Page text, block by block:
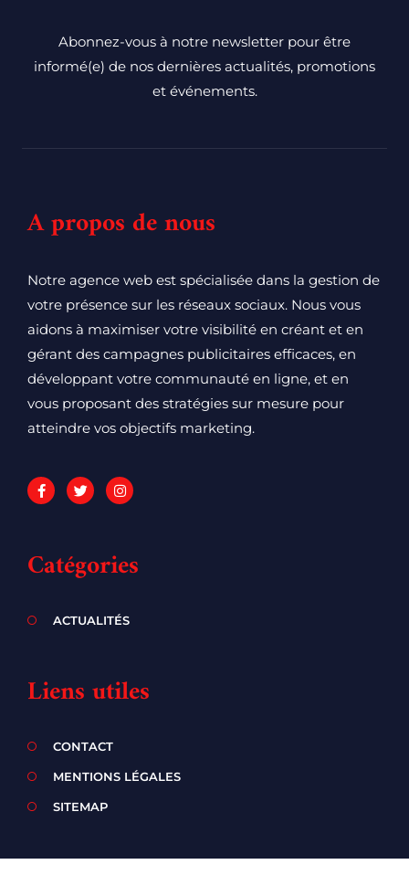
Abonnez-vous à notre newsletter pour être
informé(e) de nos dernières actualités, promotions
et événements.
A propos de nous
Notre agence web est spécialisée dans la gestion de
votre présence sur les réseaux sociaux. Nous vous
aidons à maximiser votre visibilité en créant et en
gérant des campagnes publicitaires efficaces, en
développant votre communauté en ligne, et en
vous proposant des stratégies sur mesure pour
atteindre vos objectifs marketing.
Catégories
ACTUALITÉS
Liens utiles
CONTACT
MENTIONS LÉGALES
SITEMAP